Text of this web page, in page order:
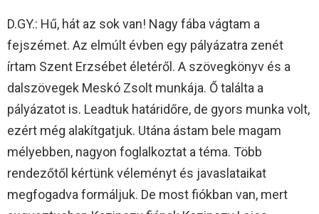
D.GY.: Hű, hát az sok van! Nagy fába vágtam a
fejszémet. Az elmúlt évben egy pályázatra zenét
írtam Szent Erzsébet életéről. A szövegkönyv és a
dalszövegek Meskó Zsolt munkája. Ő találta a
pályázatot is. Leadtuk határidőre, de gyors munka volt,
ezért még alakítgatjuk. Utána ástam bele magam
mélyebben, nagyon foglalkoztat a téma. Több
rendezőtől kértünk véleményt és javaslataikat
megfogadva formáljuk. De most fiókban van, mert